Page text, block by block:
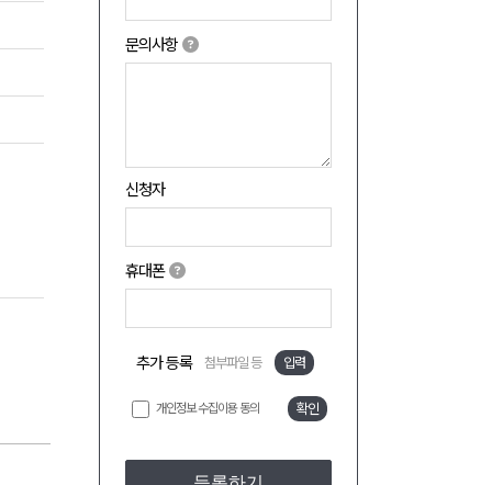
문의사항
신청자
휴대폰
추가 등록 첨부파일 등 입력
개인정보 수집이용 동의 확인